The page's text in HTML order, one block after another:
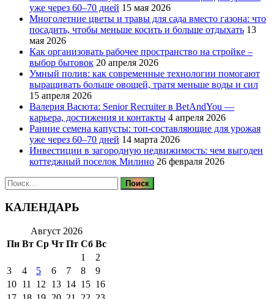
уже через 60–70 дней 15 мая 2026
Многолетние цветы и травы для сада вместо газона: что
посадить, чтобы меньше косить и больше отдыхать 13
мая 2026
Как организовать рабочее пространство на стройке –
выбор бытовок 20 апреля 2026
Умный полив: как современные технологии помогают
выращивать больше овощей, тратя меньше воды и сил
15 апреля 2026
Валерия Васюта: Senior Recruiter в BetAndYou —
карьера, достижения и контакты 4 апреля 2026
Ранние семена капусты: топ‑составляющие для урожая
уже через 60–70 дней 14 марта 2026
Инвестиции в загородную недвижимость: чем выгоден
коттеджный поселок Милино 26 февраля 2026
Найти:
КАЛЕНДАРЬ
Август 2026
Пн Вт Ср Чт Пт Сб Вс
1
2
3
4 5 6 7 8
9
10 11 12 13 14 15 16